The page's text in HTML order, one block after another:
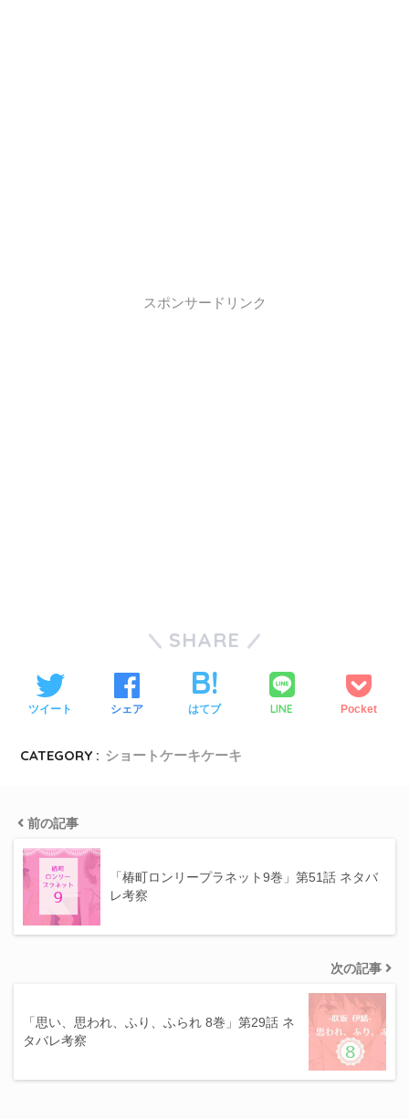
スポンサードリンク
SHARE
ツイート シェア はてブ LINE Pocket
CATEGORY : ショートケーキケーキ
前の記事
「椿町ロンリープラネット9巻」第51話 ネタバ
レ考察
次の記事
「思い、思われ、ふり、ふられ 8巻」第29話 ネ
タバレ考察